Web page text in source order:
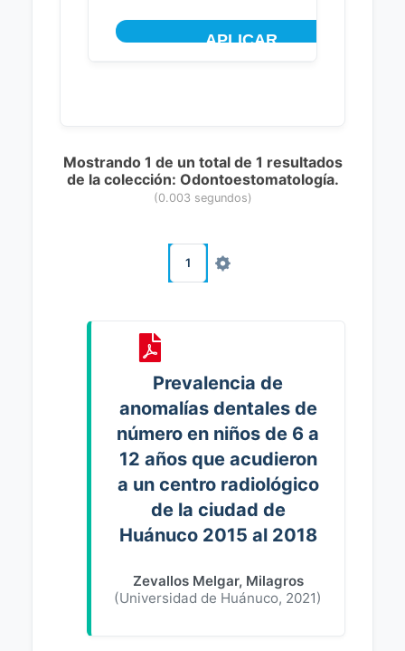
Mostrando 1 de un total de 1 resultados
de la colección: Odontoestomatología.
(0.003 segundos)
1
Prevalencia de
anomalías dentales de
número en niños de 6 a
12 años que acudieron
a un centro radiológico
de la ciudad de
Huánuco 2015 al 2018
Zevallos Melgar, Milagros
(Universidad de Huánuco, 2021)